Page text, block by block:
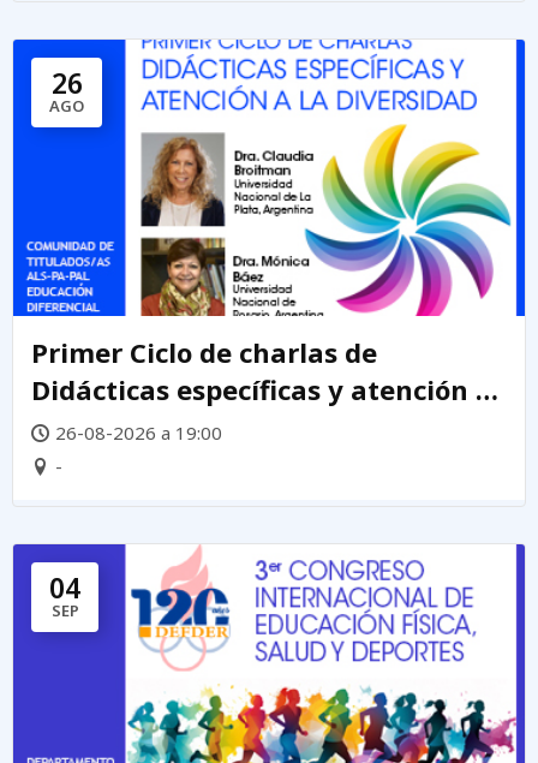
26
AGO
Primer Ciclo de charlas de
Didácticas específicas y atención a
la diversidad
26-08-2026 a 19:00
-
04
SEP